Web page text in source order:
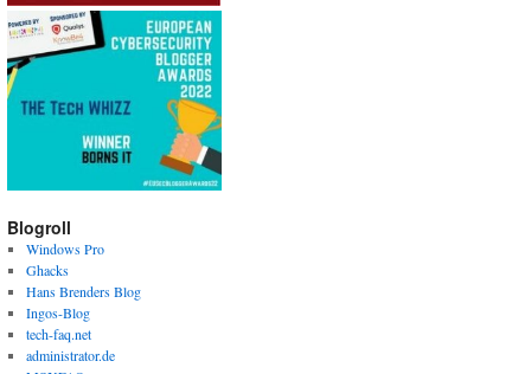
Blogroll
Windows Pro
Ghacks
Hans Brenders Blog
Ingos-Blog
tech-faq.net
administrator.de